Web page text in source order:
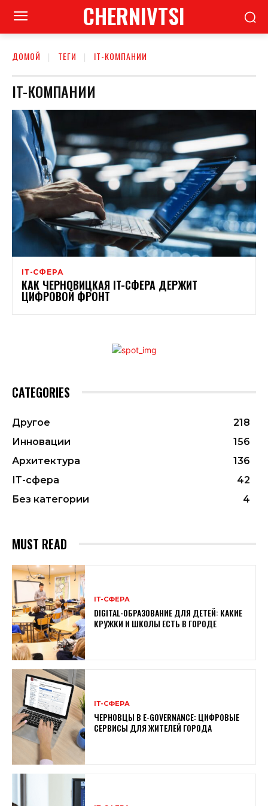
CHERNIVTSI
ДОМОЙ ТЕГИ IT-КОМПАНИИ
IT-КОМПАНИИ
ІТ-СФЕРА
КАК ЧЕРНОВИЦКАЯ IT-СФЕРА ДЕРЖИТ
ЦИФРОВОЙ ФРОНТ
CATEGORIES
Другое
218
Инновации
156
Архитектура
136
ІТ-сфера
42
Без категории
4
MUST READ
ІТ-СФЕРА
DIGITAL-ОБРАЗОВАНИЕ ДЛЯ ДЕТЕЙ: КАКИЕ
КРУЖКИ И ШКОЛЫ ЕСТЬ В ГОРОДЕ
ІТ-СФЕРА
ЧЕРНОВЦЫ В E-GOVERNANCE: ЦИФРОВЫЕ
СЕРВИСЫ ДЛЯ ЖИТЕЛЕЙ ГОРОДА